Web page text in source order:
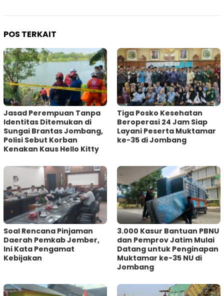
POS TERKAIT
Jasad Perempuan Tanpa
Identitas Ditemukan di
Sungai Brantas Jombang,
Polisi Sebut Korban
Kenakan Kaus Hello Kitty
Tiga Posko Kesehatan
Beroperasi 24 Jam Siap
Layani Peserta Muktamar
ke-35 di Jombang
‎Soal Rencana Pinjaman
Daerah Pemkab Jember,
Ini Kata Pengamat
Kebijakan ‎
3.000 Kasur Bantuan PBNU
dan Pemprov Jatim Mulai
Datang untuk Penginapan
Muktamar ke-35 NU di
Jombang